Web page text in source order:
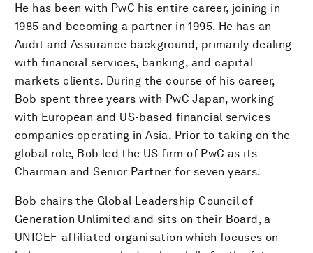
He has been with PwC his entire career, joining in
1985 and becoming a partner in 1995. He has an
Audit and Assurance background, primarily dealing
with financial services, banking, and capital
markets clients. During the course of his career,
Bob spent three years with PwC Japan, working
with European and US-based financial services
companies operating in Asia. Prior to taking on the
global role, Bob led the US firm of PwC as its
Chairman and Senior Partner for seven years.
Bob chairs the Global Leadership Council of
Generation Unlimited and sits on their Board, a
UNICEF-affiliated organisation which focuses on